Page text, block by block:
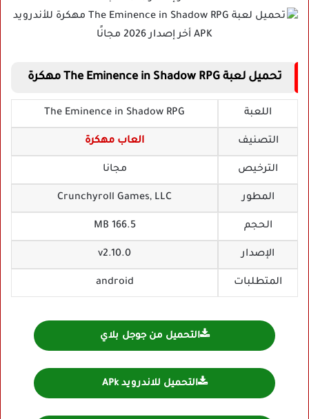
تحميل لعبة The Eminence in Shadow RPG مهكرة
اللعبة The Eminence in Shadow RPG
التصنيف العاب مهكرة
الترخيص مجانا
المطور Crunchyroll Games, LLC‏
الحجم 166.5 MB
الإصدار v2.10.0
المتطلبات android
التحميل من جوجل بلاي
التحميل للاندرويد APk